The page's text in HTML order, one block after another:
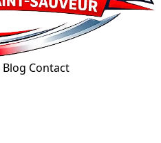
Blog Contact